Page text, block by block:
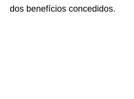
dos benefícios concedidos.